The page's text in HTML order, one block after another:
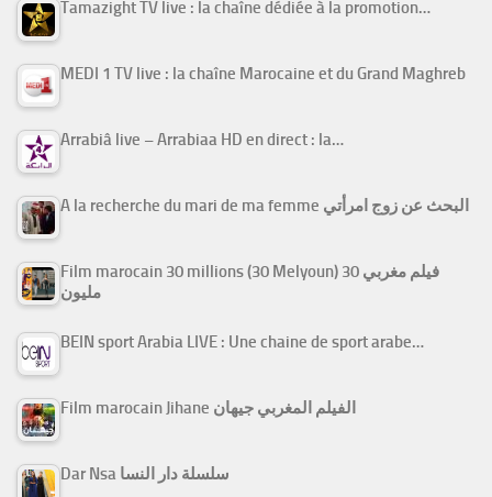
Tamazight TV live : la chaîne dédiée à la promotion…
MEDI 1 TV live : la chaîne Marocaine et du Grand Maghreb
Arrabiâ live – Arrabiaa HD en direct : la…
A la recherche du mari de ma femme البحث عن زوج امرأتي
Film marocain 30 millions (30 Melyoun) فيلم مغربي 30
مليون
BEIN sport Arabia LIVE : Une chaine de sport arabe…
Film marocain Jihane الفيلم المغربي جيهان
Dar Nsa سلسلة دار النسا